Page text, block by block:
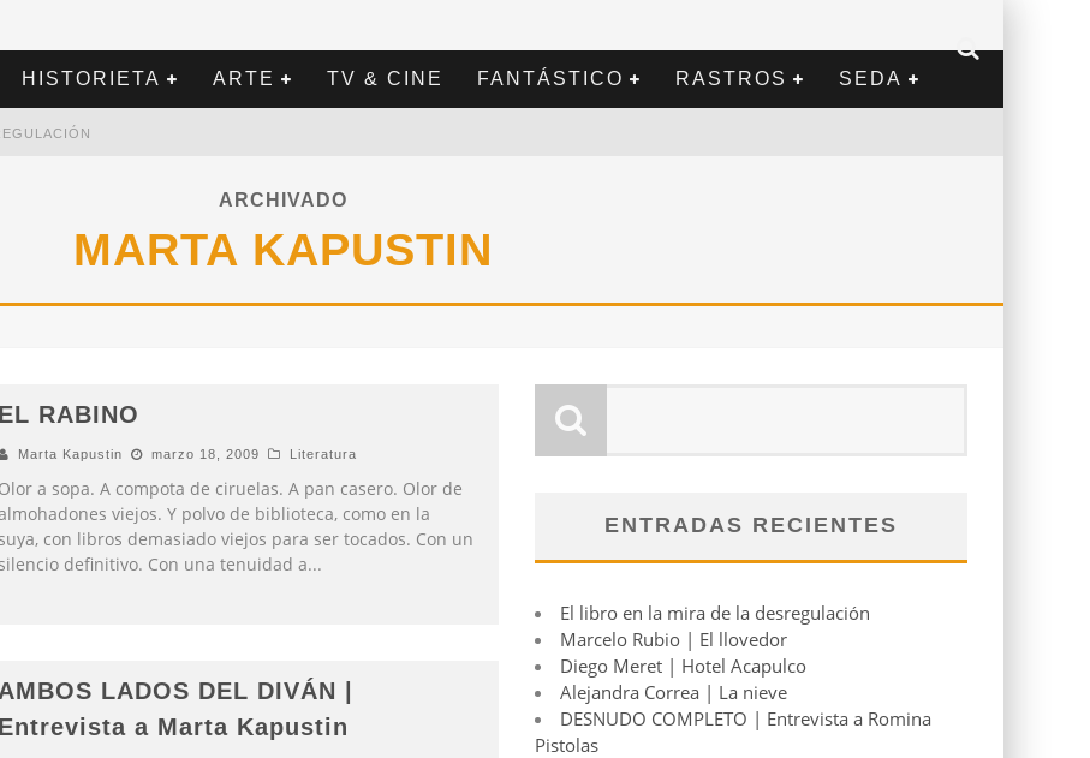
HISTORIETA ARTE TV & CINE FANTÁSTICO RASTROS SEDA
ARCHIVADO
MARTA KAPUSTIN
EL RABINO
Marta Kapustin marzo 18, 2009 Literatura
Olor a sopa. A compota de ciruelas. A pan casero. Olor de
viejos. Y polvo de biblioteca, como en la
suya, con libros demasiado viejos para ser tocados. Con un
silencio definitivo. Con una tenuidad a...
AMBOS LADOS DEL DIVÁN |
Entrevista a Marta Kapustin
ENTRADAS RECIENTES
El libro en la mira de la desregulación
Marcelo Rubio | El llovedor
Diego Meret | Hotel Acapulco
Alejandra Correa | La nieve
DESNUDO COMPLETO | Entrevista a Romina
Pistolas